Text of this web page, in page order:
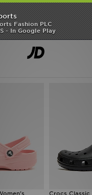
Fashion PLC
- In Google Play
Clog
Crocs Classic